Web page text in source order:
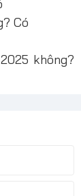
Có
không?